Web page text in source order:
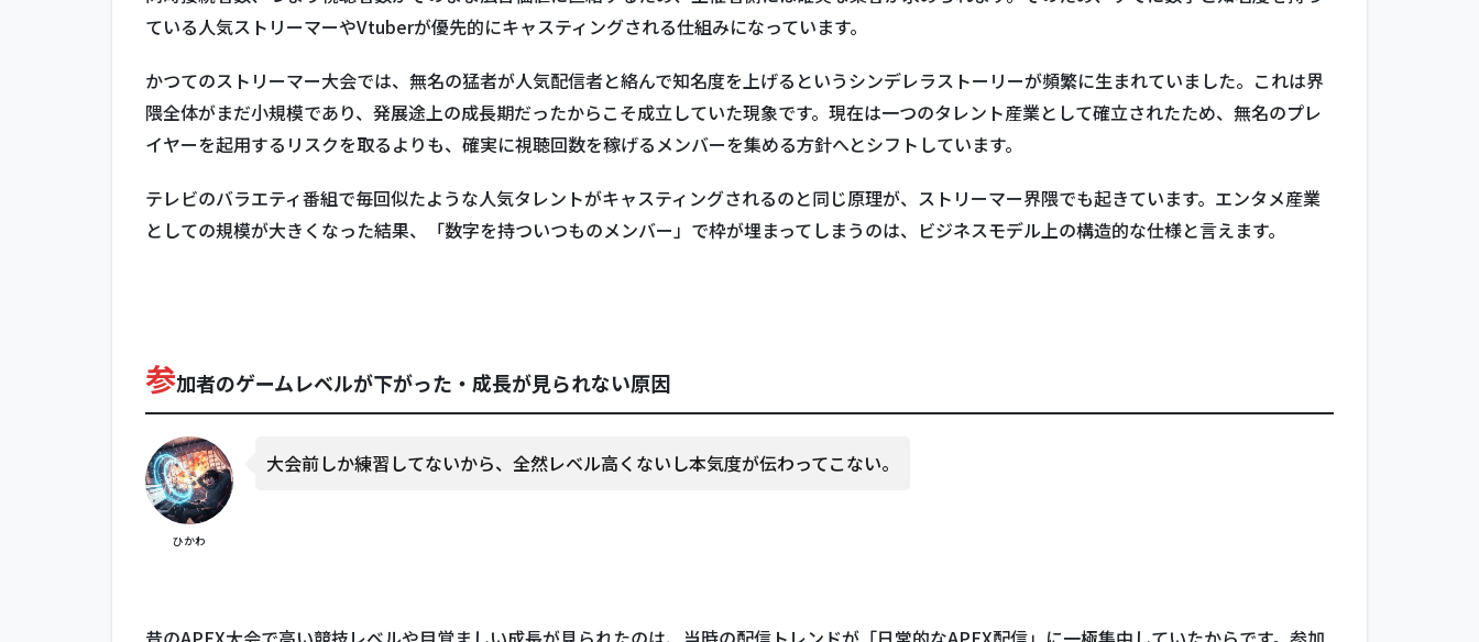
者の
ゲー
ベル
がっ
た・
が見
られ
ない
「ガ
チ演
出」
と視
聴者
の期
待値
のズ
ている人気ストリーマーやVtuberが優先的にキャスティングされる仕組みになっています。
かつてのストリーマー大会では、無名の猛者が人気配信者と絡んで知名度を上げるというシンデレラストーリーが頻繁に生まれていました。これは界
隈全体がまだ小規模であり、発展途上の成長期だったからこそ成立していた現象です。現在は一つのタレント産業として確立されたため、無名のプレ
イヤーを起用するリスクを取るよりも、確実に視聴回数を稼げるメンバーを集める方針へとシフトしています。
テレビのバラエティ番組で毎回似たような人気タレントがキャスティングされるのと同じ原理が、ストリーマー界隈でも起きています。エンタメ産業
としての規模が大きくなった結果、「数字を持ついつものメンバー」で枠が埋まってしまうのは、ビジネスモデル上の構造的な仕様と言えます。
参加者のゲームレベルが下がった・成長が見られない原因
ひかわ
大会前しか練習してないから、全然レベル高くないし本気度が伝わってこない。